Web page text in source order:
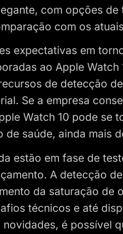
com opções de
com os
expectativas em
ao Apple Watch
de detecção
Se a empresa
Watch 10 pode se
saúde, ainda mais
estão em fase de
A detecção
da saturação de
técnicos e até
é possível